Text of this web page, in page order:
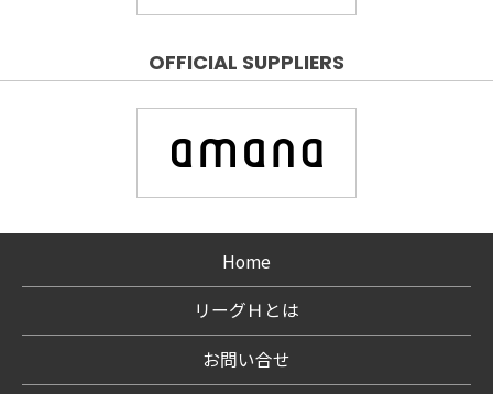
OFFICIAL SUPPLIERS
Home
リーグＨとは
お問い合せ